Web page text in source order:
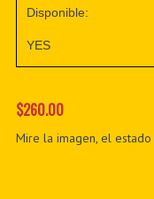
Disponible:
YES
$260.00
Mire la imagen, el